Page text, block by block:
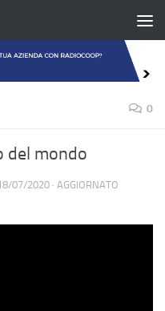
0
del mondo
07/2020 · AGGIORNATO